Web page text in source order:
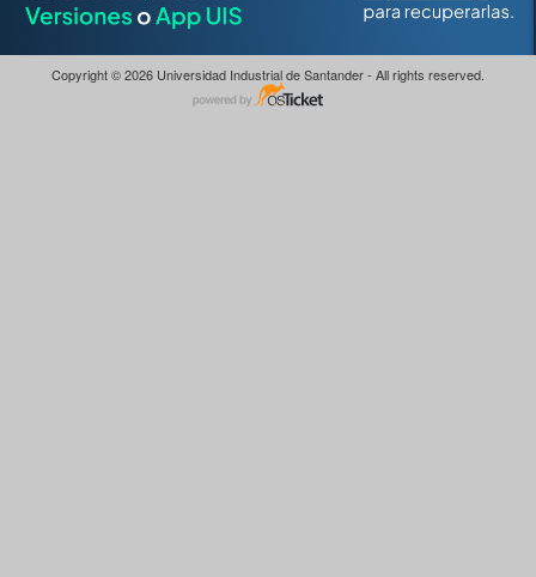
Copyright © 2026 Universidad Industrial de Santander - All rights reserved.